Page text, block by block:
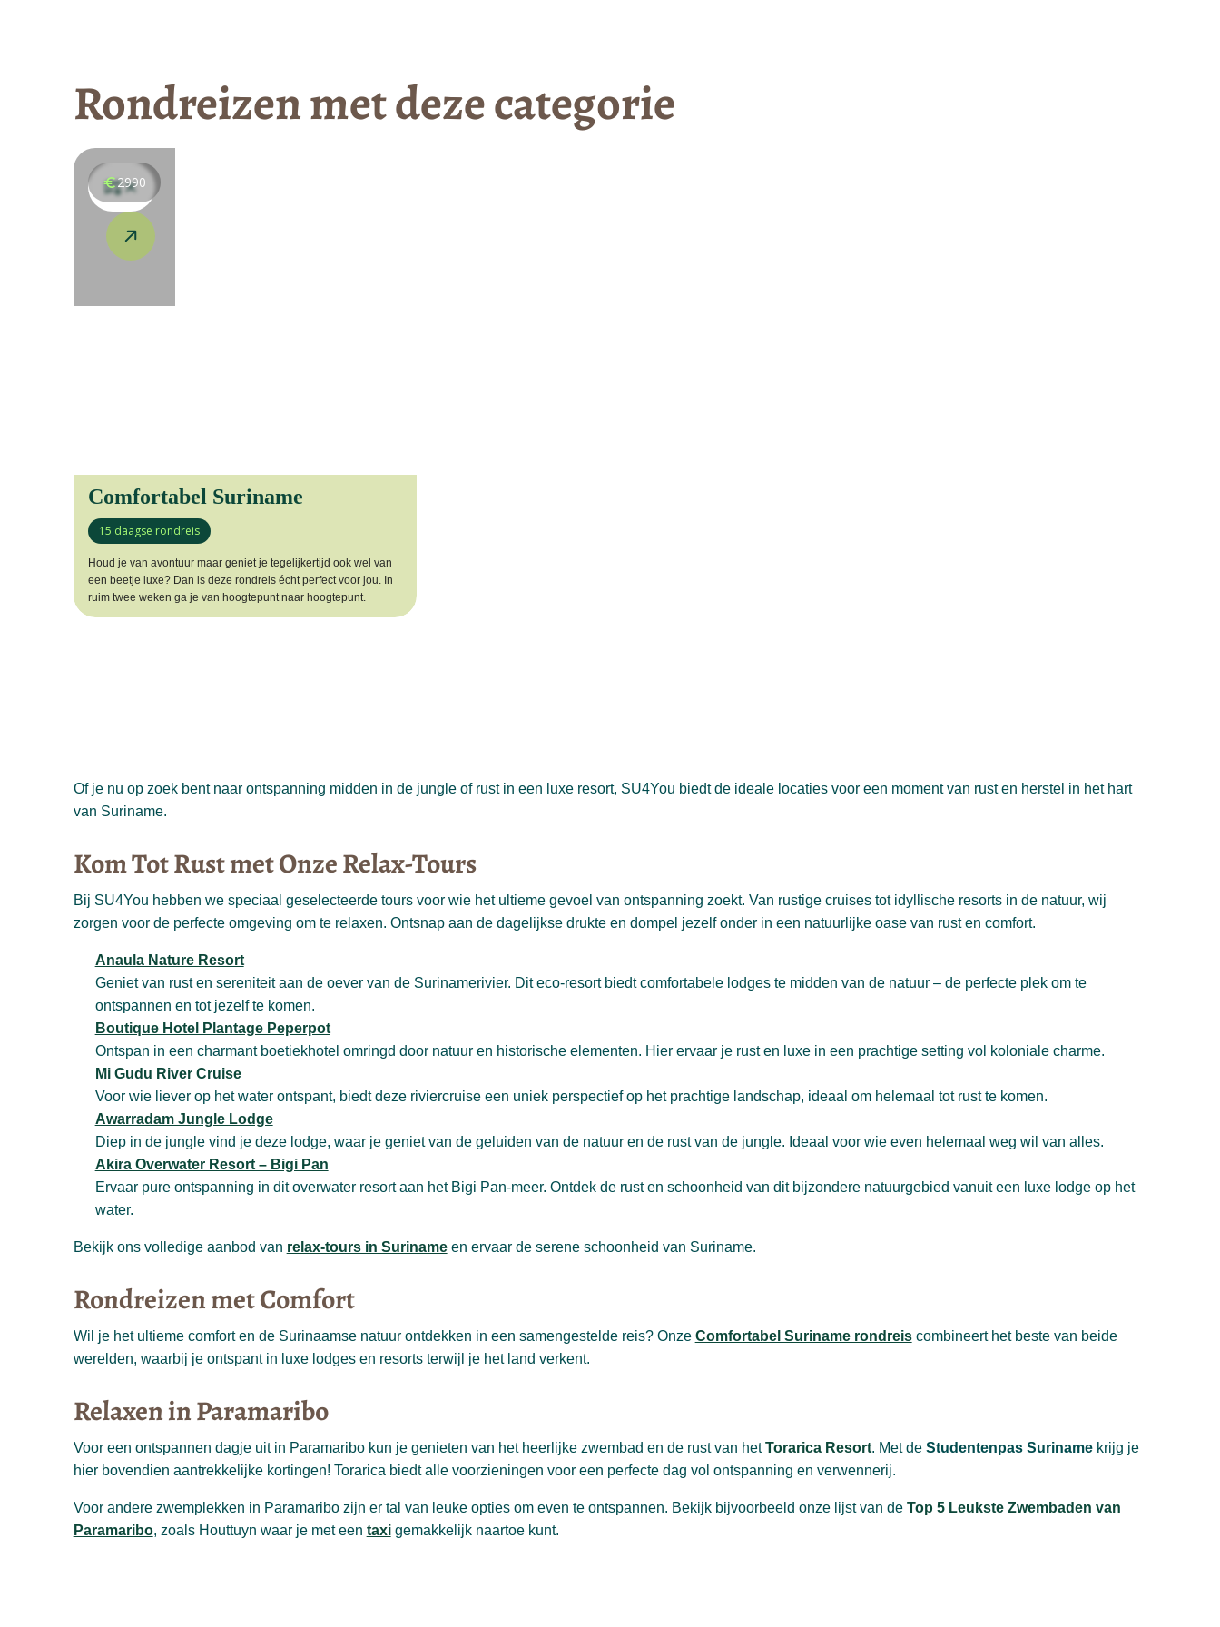
Rondreizen met deze categorie
2990
Comfortabel Suriname
15 daagse rondreis
Houd je van avontuur maar geniet je tegelijkertijd ook wel van
een beetje luxe? Dan is deze rondreis écht perfect voor jou. In
ruim twee weken ga je van hoogtepunt naar hoogtepunt.
Of je nu op zoek bent naar ontspanning midden in de jungle of rust in een luxe resort, SU4You biedt de ideale locaties voor een moment van rust en herstel in het hart
van Suriname.
Kom Tot Rust met Onze Relax-Tours
Bij SU4You hebben we speciaal geselecteerde tours voor wie het ultieme gevoel van ontspanning zoekt. Van rustige cruises tot idyllische resorts in de natuur, wij
zorgen voor de perfecte omgeving om te relaxen. Ontsnap aan de dagelijkse drukte en dompel jezelf onder in een natuurlijke oase van rust en comfort.
Anaula Nature Resort
Geniet van rust en sereniteit aan de oever van de Surinamerivier. Dit eco-resort biedt comfortabele lodges te midden van de natuur – de perfecte plek om te
ontspannen en tot jezelf te komen.
Boutique Hotel Plantage Peperpot
Ontspan in een charmant boetiekhotel omringd door natuur en historische elementen. Hier ervaar je rust en luxe in een prachtige setting vol koloniale charme.
Mi Gudu River Cruise
Voor wie liever op het water ontspant, biedt deze riviercruise een uniek perspectief op het prachtige landschap, ideaal om helemaal tot rust te komen.
Awarradam Jungle Lodge
Diep in de jungle vind je deze lodge, waar je geniet van de geluiden van de natuur en de rust van de jungle. Ideaal voor wie even helemaal weg wil van alles.
Akira Overwater Resort – Bigi Pan
Ervaar pure ontspanning in dit overwater resort aan het Bigi Pan-meer. Ontdek de rust en schoonheid van dit bijzondere natuurgebied vanuit een luxe lodge op het
water.
Bekijk ons volledige aanbod van relax-tours in Surinameen ervaar de serene schoonheid van Suriname.
Rondreizen met Comfort
Wil je het ultieme comfort en de Surinaamse natuur ontdekken in een samengestelde reis? Onze Comfortabel Suriname rondreiscombineert het beste van beide
werelden, waarbij je ontspant in luxe lodges en resorts terwijl je het land verkent.
Relaxen in Paramaribo
Voor een ontspannen dagje uit in Paramaribo kun je genieten van het heerlijke zwembad en de rust van hetTorarica Resort. Met de Studentenpas Surinamekrijg je
hier bovendien aantrekkelijke kortingen! Torarica biedt alle voorzieningen voor een perfecte dag vol ontspanning en verwennerij.
Voor andere zwemplekken in Paramaribo zijn er tal van leuke opties om even te ontspannen. Bekijk bijvoorbeeld onze lijst van de Top 5 Leukste Zwembaden van
Paramaribo, zoals Houttuyn waar je met een taxigemakkelijk naartoe kunt.